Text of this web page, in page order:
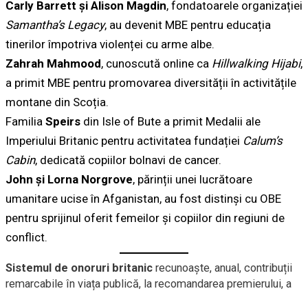
Carly Barrett și Alison Magdin, fondatoarele organizației
Samantha’s Legacy, au devenit MBE pentru educația
tinerilor împotriva violenței cu arme albe.
Zahrah Mahmood, cunoscută online ca Hillwalking Hijabi,
a primit MBE pentru promovarea diversității în activitățile
montane din Scoția.
Familia Speirs din Isle of Bute a primit Medalii ale
Imperiului Britanic pentru activitatea fundației Calum’s
Cabin, dedicată copiilor bolnavi de cancer.
John și Lorna Norgrove, părinții unei lucrătoare
umanitare ucise în Afganistan, au fost distinși cu OBE
pentru sprijinul oferit femeilor și copiilor din regiuni de
conflict.
Sistemul de onoruri britanic recunoaște, anual, contribuții
remarcabile în viața publică, la recomandarea premierului, a